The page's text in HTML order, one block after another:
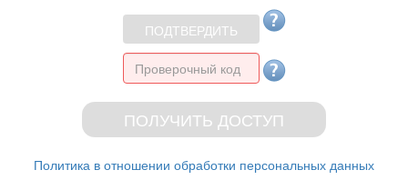
Политика в отношении обработки персональных данных